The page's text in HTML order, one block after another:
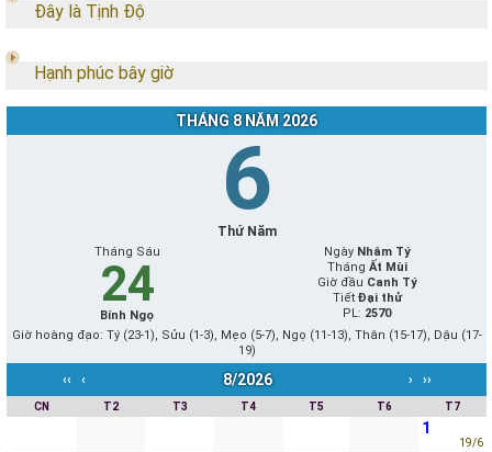
Đây là Tịnh Độ
Hạnh phúc bây giờ
THÁNG 8 NĂM 2026
6
Thứ Năm
Tháng Sáu
24
Bính Ngọ
Ngày Nhâm Tý
Tháng Ất Mùi
Giờ đầu Canh Tý
Tiết Đại thử
PL: 2570
Giờ hoàng đạo: Tý (23-1), Sửu (1-3), Mẹo (5-7), Ngọ (11-13), Thân (15-17), Dậu (17-
19)
‹‹ ‹ 8/2026 › ››
CN T2 T3 T4 T5 T6 T7
1
19/6